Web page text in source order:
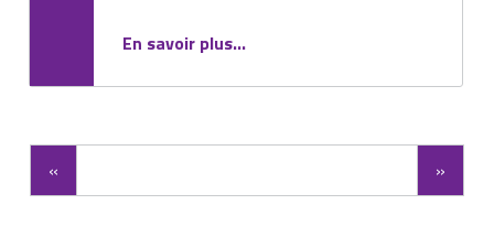
En savoir plus“Qualité de l’eau à Cize : des résultats conformes aux normes en vigueur”
…
« »